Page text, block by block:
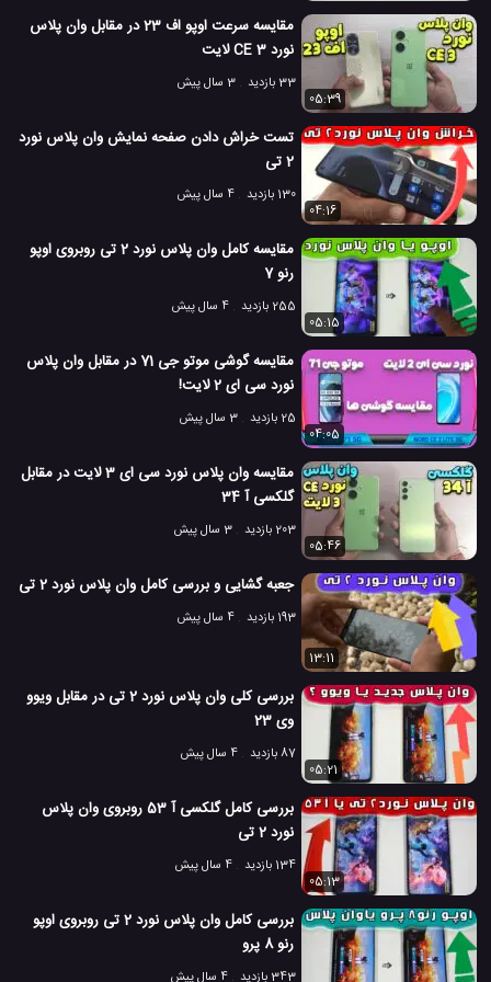
# مقایسه دوربین موبایل
3.9 هزار بازدید
5 سال پیش بررسی تکنولوژی
مقایسه سرعت اوپو اف 23 در مقابل وان پلاس
نورد CE 3 لایت
33 بازدید
3 سال پیش
05:39
تست خراش دادن صفحه نمایش وان پلاس نورد
2 تی
130 بازدید
4 سال پیش
04:16
مقایسه کامل وان پلاس نورد 2 تی روبروی اوپو
رنو 7
255 بازدید
4 سال پیش
05:15
مقایسه گوشی موتو جی 71 در مقابل وان پلاس
نورد سی ای 2 لایت!
25 بازدید
3 سال پیش
04:05
مقایسه وان پلاس نورد سی ای 3 لایت در مقابل
گلکسی آ 34
203 بازدید
3 سال پیش
05:46
جعبه گشایی و بررسی کامل وان پلاس نورد 2 تی
193 بازدید 4 سال پیش
13:11
بررسی کلی وان پلاس نورد 2 تی در مقابل ویوو
وی 23
87 بازدید
4 سال پیش
05:21
بررسی کامل گلکسی آ 53 روبروی وان پلاس
نورد 2 تی
134 بازدید
4 سال پیش
05:13
بررسی کامل وان پلاس نورد 2 تی روبروی اوپو
رنو 8 پرو
343 بازدید 4 سال پیش